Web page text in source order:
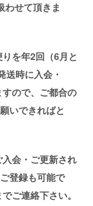
わせて頂きま
を年2回（6月と
送時に入会・
ので、ご都合の
いできればと
会・ご更新され
登録も可能で
ご連絡下さい。